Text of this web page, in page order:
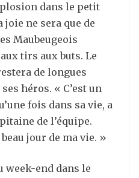
dans le petit
joie ne sera que de
Maubeugeois
tirs aux buts. Le
de longues
héros. « C’est un
fois dans sa vie, a
de l’équipe.
jour de ma vie. »
week-end dans le